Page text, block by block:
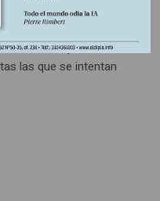
posverdad? ¿Es un
de nuestra época?
la verdad y con las
las que se intentan